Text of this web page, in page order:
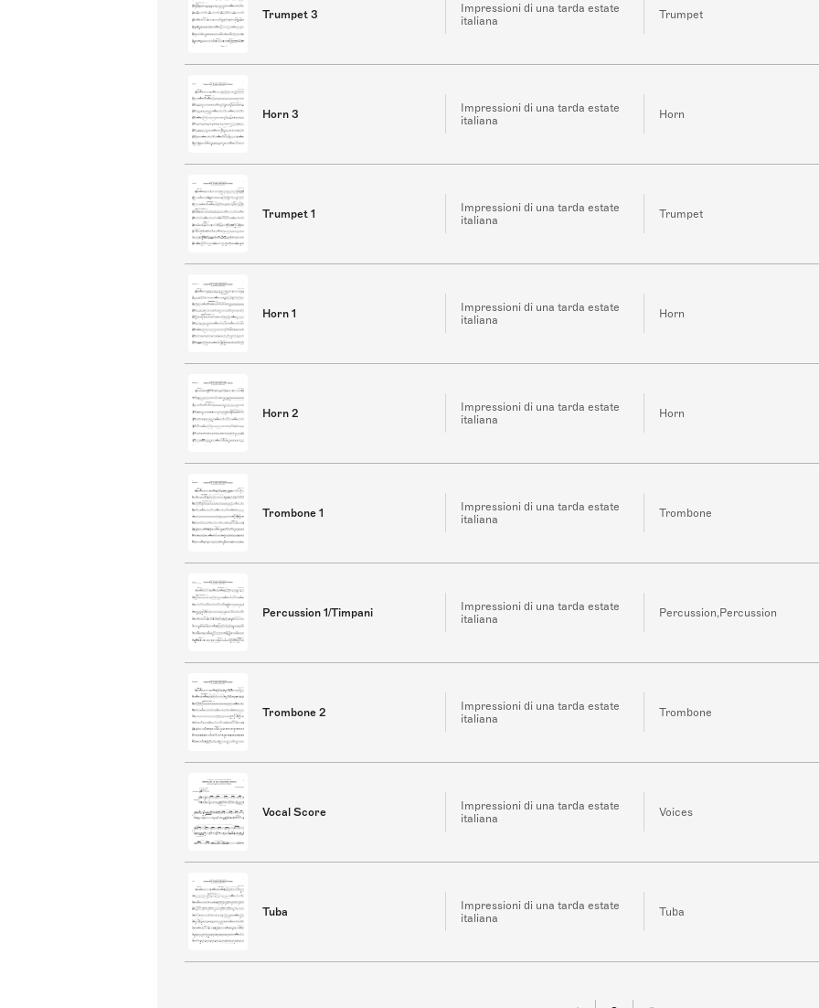
Trumpet 3
Impressioni di una tarda estate
italiana
Trumpet
Horn 3
Impressioni di una tarda estate
italiana
Horn
Trumpet 1
Impressioni di una tarda estate
italiana
Trumpet
Horn 1
Impressioni di una tarda estate
italiana
Horn
Horn 2
Impressioni di una tarda estate
italiana
Horn
Trombone 1
Impressioni di una tarda estate
italiana
Trombone
Percussion 1/Timpani
Impressioni di una tarda estate
italiana
Percussion,Percussion
Trombone 2
Impressioni di una tarda estate
italiana
Trombone
Vocal Score
Impressioni di una tarda estate
italiana
Voices
Tuba
Impressioni di una tarda estate
italiana
Tuba